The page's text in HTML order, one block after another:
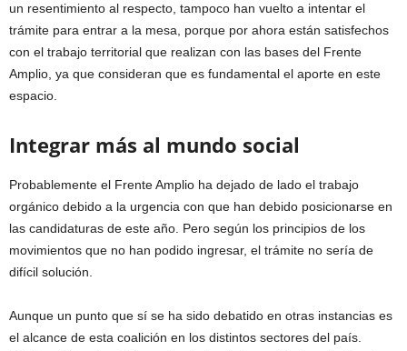
un resentimiento al respecto, tampoco han vuelto a intentar el
trámite para entrar a la mesa, porque por ahora están satisfechos
con el trabajo territorial que realizan con las bases del Frente
Amplio, ya que consideran que es fundamental el aporte en este
espacio.
Integrar más al mundo social
Probablemente el Frente Amplio ha dejado de lado el trabajo
orgánico debido a la urgencia con que han debido posicionarse en
las candidaturas de este año. Pero según los principios de los
movimientos que no han podido ingresar, el trámite no sería de
difícil solución.
Aunque un punto que sí se ha sido debatido en otras instancias es
el alcance de esta coalición en los distintos sectores del país.